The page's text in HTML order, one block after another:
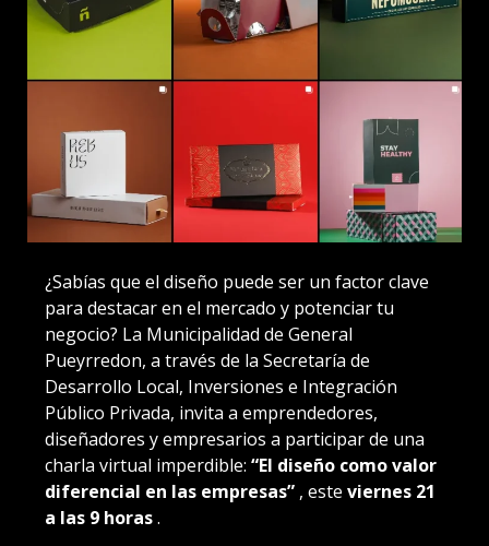
¿Sabías que el diseño puede ser un factor clave
para destacar en el mercado y potenciar tu
negocio? La Municipalidad de General
Pueyrredon, a través de la Secretaría de
Desarrollo Local, Inversiones e Integración
Público Privada, invita a emprendedores,
diseñadores y empresarios a participar de una
charla virtual imperdible: “El diseño como valor
diferencial en las empresas” , este viernes 21
a las 9 horas.